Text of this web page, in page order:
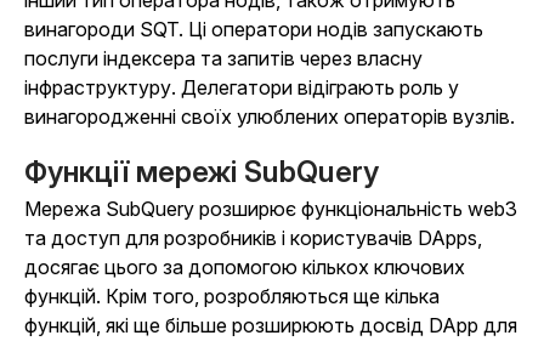
винагороди SQT. Ці оператори нодів запускають
послуги індексера та запитів через власну
інфраструктуру. Делегатори відіграють роль у
винагородженні своїх улюблених операторів вузлів.
Функції мережі SubQuery
Мережа SubQuery розширює функціональність web3
та доступ для розробників і користувачів DApps,
досягає цього за допомогою кількох ключових
функцій. Крім того, розробляються ще кілька
функцій, які ще більше розширюють досвід DApp для